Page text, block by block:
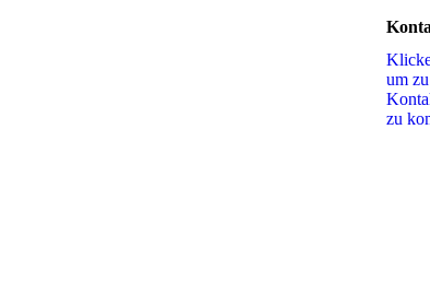
um
zu